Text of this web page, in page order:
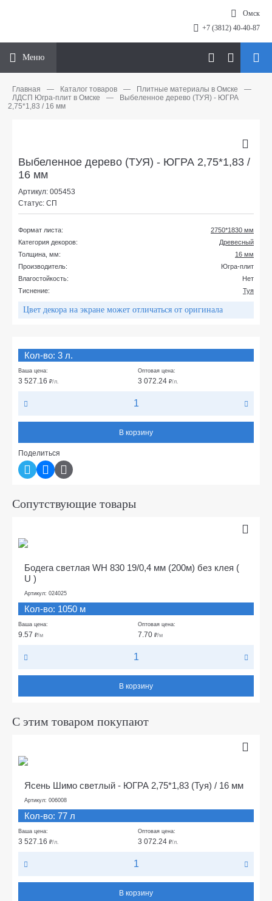
Омск
+7 (3812) 40-40-87
Меню
Главная — Каталог товаров — Плитные материалы в Омске
—
ЛДСП Югра-плит в Омске
—
Выбеленное дерево (ТУЯ) - ЮГРА
2,75*1,83 / 16 мм
Выбеленное дерево (ТУЯ) - ЮГРА 2,75*1,83 /
16 мм
Артикул: 005453
Статус: СП
Формат листа:
2750*1830 мм
Категория декоров:
Древесный
Толщина, мм:
16 мм
Производитель:
Югра-плит
Влагостойкость:
Нет
Тиснение:
Туя
Цвет декора на экране может отличаться от оригинала
Кол-во: 3 л.
Ваша цена:
3 527.16 ₽/л.
Оптовая цена:
3 072.24 ₽/л.
В корзину
Поделиться
Сопутствующие товары
Бодега светлая WH 830 19/0,4 мм (200м) без клея (
U )
Артикул: 024025
Кол-во: 1050 м
Ваша цена:
9.57 ₽/м
Оптовая цена:
7.70 ₽/м
В корзину
С этим товаром покупают
Ясень Шимо светлый - ЮГРА 2,75*1,83 (Туя) / 16 мм
Артикул: 006008
Кол-во: 77 л
Ваша цена:
3 527.16 ₽/л.
Оптовая цена:
3 072.24 ₽/л.
В корзину